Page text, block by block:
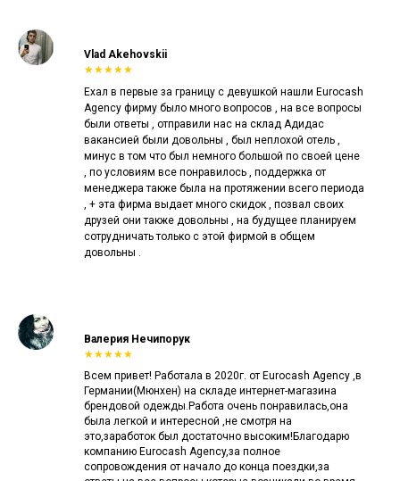
Vlad Akehovskii
★★★★★
Ехал в первые за границу с девушкой нашли Eurocash
Agency фирму было много вопросов , на все вопросы
были ответы , отправили нас на склад Адидас
вакансией были довольны , был неплохой отель ,
минус в том что был немного большой по своей цене
, по условиям все понравилось , поддержка от
менеджера также была на протяжении всего периода
, + эта фирма выдает много скидок , позвал своих
друзей они также довольны , на будущее планируем
сотрудничать только с этой фирмой в общем
довольны .
Валерия Нечипорук
★★★★★
Всем привет! Работала в 2020г. от Eurocash Agency ,в
Германии(Мюнхен) на складе интернет-магазина
брендовой одежды.Работа очень понравилась,она
была легкой и интересной ,не смотря на
это,заработок был достаточно высоким!Благодарю
компанию Eurocash Agency,за полное
сопровождения от начало до конца поездки,за